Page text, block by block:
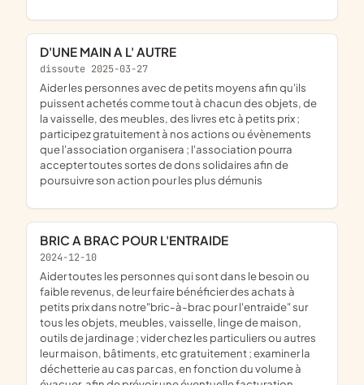
D'UNE MAIN A L' AUTRE
dissoute 2025-03-27
aider les personnes avec de petits moyens afin qu'ils
puissent achetés comme tout à chacun des objets, de
la vaisselle, des meubles, des livres etc à petits prix ;
participez gratuitement à nos actions ou évènements
que l'association organisera ; l'association pourra
accepter toutes sortes de dons solidaires afin de
poursuivre son action pour les plus démunis
BRIC A BRAC POUR L'ENTRAIDE
2024-12-10
aider toutes les personnes qui sont dans le besoin ou
faible revenus, de leur faire bénéficier des achats à
petits prix dans notre"bric-à-brac pour l'entraide" sur
tous les objets, meubles, vaisselle, linge de maison,
outils de jardinage ; vider chez les particuliers ou autres
leur maison, bâtiments, etc gratuitement ; examiner la
déchetterie au cas par cas, en fonction du volume à